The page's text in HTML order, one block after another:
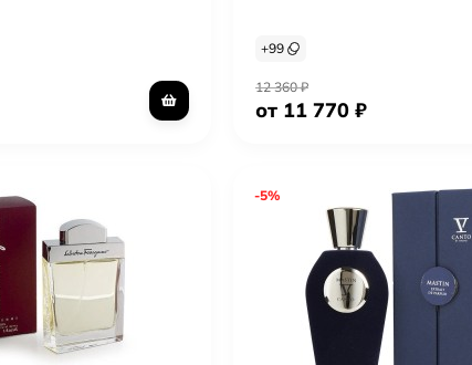
+99
12 360₽
от 11 770 ₽
-5%